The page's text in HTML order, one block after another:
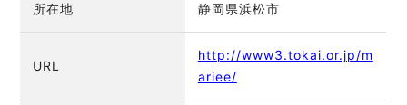
所在地 静岡県浜松市
URL
http://www3.tokai.or.jp/m
ariee/